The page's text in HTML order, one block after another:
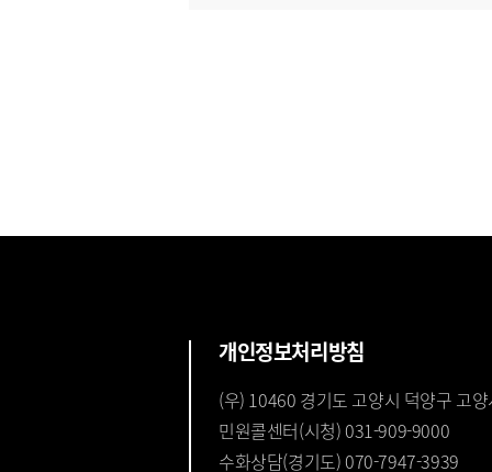
개인정보처리방침
(우) 10460 경기도 고양시 덕양구 고
민원콜센터(시청) 031-909-9000
수화상담(경기도) 070-7947-3939